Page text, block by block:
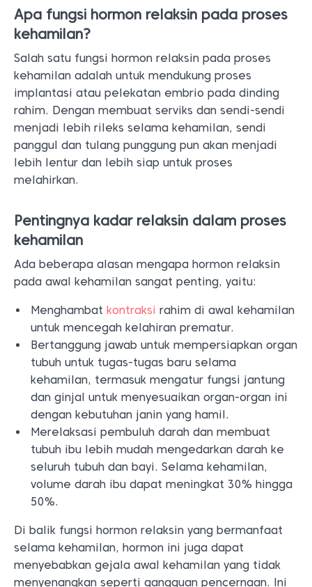
Apa fungsi hormon relaksin pada proses
kehamilan?
Salah satu fungsi hormon relaksin pada proses
kehamilan adalah untuk mendukung proses
implantasi atau pelekatan embrio pada dinding
rahim. Dengan membuat serviks dan sendi-sendi
menjadi lebih rileks selama kehamilan, sendi
panggul dan tulang punggung pun akan menjadi
lebih lentur dan lebih siap untuk proses
melahirkan.
Pentingnya kadar relaksin dalam proses
kehamilan
Ada beberapa alasan mengapa hormon relaksin
pada awal kehamilan sangat penting, yaitu:
Menghambat kontraksi rahim di awal kehamilan
untuk mencegah kelahiran prematur.
Bertanggung jawab untuk mempersiapkan organ
tubuh untuk tugas-tugas baru selama
kehamilan, termasuk mengatur fungsi jantung
dan ginjal untuk menyesuaikan organ-organ ini
dengan kebutuhan janin yang hamil.
Merelaksasi pembuluh darah dan membuat
tubuh ibu lebih mudah mengedarkan darah ke
seluruh tubuh dan bayi. Selama kehamilan,
volume darah ibu dapat meningkat 30% hingga
50%.
Di balik fungsi hormon relaksin yang bermanfaat
selama kehamilan, hormon ini juga dapat
menyebabkan gejala awal kehamilan yang tidak
menyenangkan seperti gangguan pencernaan. Ini